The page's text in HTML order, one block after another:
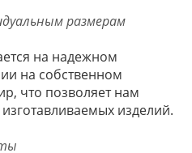
на надежном
на собственном
что позволяет нам
изделий.